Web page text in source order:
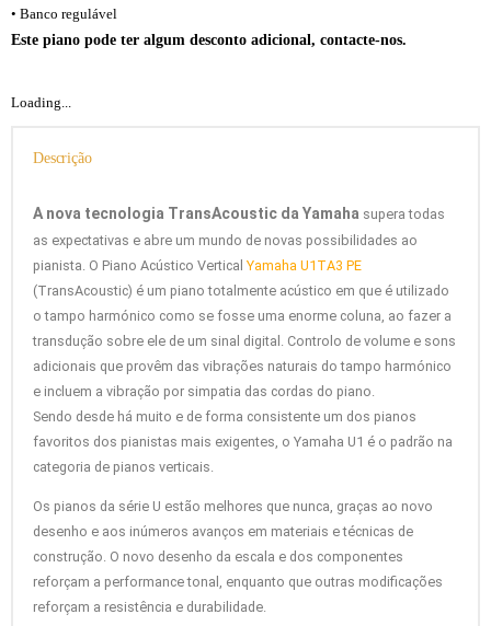
• Banco regulável
Este piano pode ter algum desconto adicional, contacte-nos.
Loading...
Descrição
A nova tecnologia TransAcoustic da Yamaha supera todas
as expectativas e abre um mundo de novas possibilidades ao
pianista. O Piano Acústico Vertical Yamaha U1TA3 PE
(TransAcoustic) é um piano totalmente acústico em que é utilizado
o tampo harmónico como se fosse uma enorme coluna, ao fazer a
transdução sobre ele de um sinal digital. Controlo de volume e sons
adicionais que provêm das vibrações naturais do tampo harmónico
e incluem a vibração por simpatia das cordas do piano.
Sendo desde há muito e de forma consistente um dos pianos
favoritos dos pianistas mais exigentes, o Yamaha U1 é o padrão na
categoria de pianos verticais.
Os pianos da série U estão melhores que nunca, graças ao novo
desenho e aos inúmeros avanços em materiais e técnicas de
construção. O novo desenho da escala e dos componentes
reforçam a performance tonal, enquanto que outras modificações
reforçam a resistência e durabilidade.